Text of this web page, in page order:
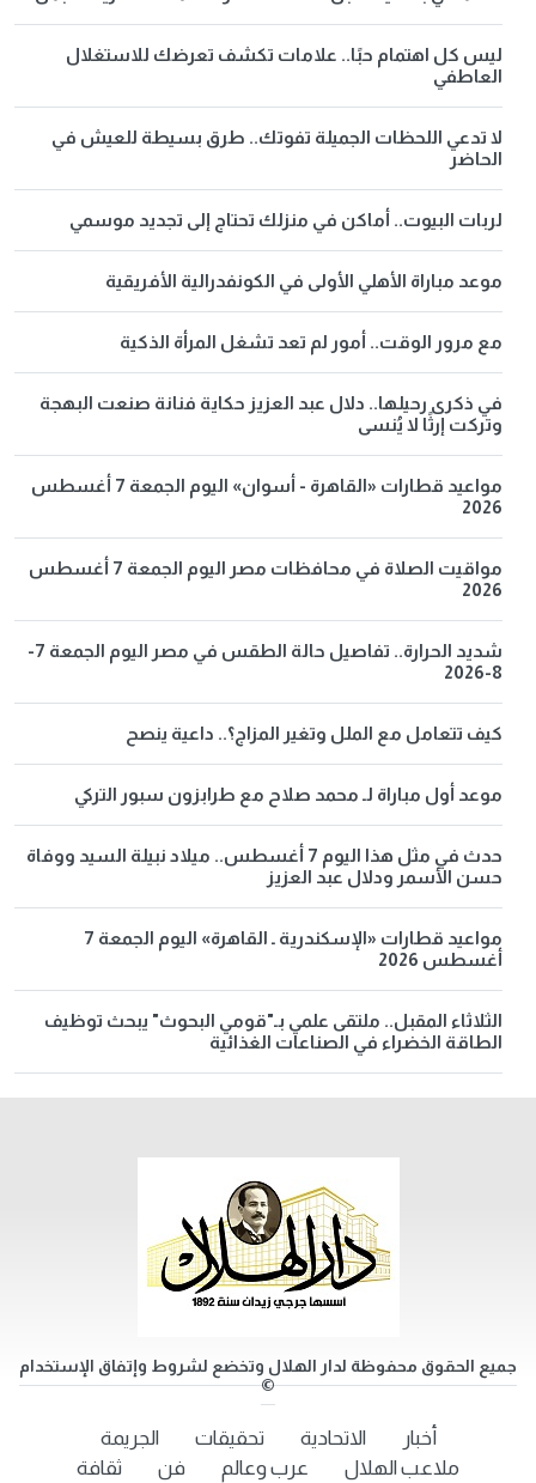
ليس كل اهتمام حبًا.. علامات تكشف تعرضك للاستغلال
العاطفي
لا تدعي اللحظات الجميلة تفوتك.. طرق بسيطة للعيش في
الحاضر
لربات البيوت.. أماكن في منزلك تحتاج إلى تجديد موسمي
موعد مباراة الأهلي الأولى في الكونفدرالية الأفريقية
مع مرور الوقت.. أمور لم تعد تشغل المرأة الذكية
في ذكرى رحيلها.. دلال عبد العزيز حكاية فنانة صنعت البهجة
وتركت إرثًا لا يُنسى
مواعيد قطارات «القاهرة - أسوان» اليوم الجمعة 7 أغسطس
2026
مواقيت الصلاة في محافظات مصر اليوم الجمعة 7 أغسطس
2026
شديد الحرارة.. تفاصيل حالة الطقس في مصر اليوم الجمعة 7-
8-2026
كيف تتعامل مع الملل وتغير المزاج؟.. داعية ينصح
موعد أول مباراة لـ محمد صلاح مع طرابزون سبور التركي
حدث في مثل هذا اليوم 7 أغسطس.. ميلاد نبيلة السيد ووفاة
حسن الأسمر ودلال عبد العزيز
مواعيد قطارات «الإسكندرية ـ القاهرة» اليوم الجمعة 7
أغسطس 2026
الثلاثاء المقبل.. ملتقى علمي بـ"قومي البحوث" يبحث توظيف
الطاقة الخضراء في الصناعات الغذائية
جميع الحقوق محفوظة لدار الهلال وتخضع لشروط وإتفاق الإستخدام
©
أخبار الاتحادية تحقيقات
الجريمة
ملاعب الهلال
عرب وعالم فن ثقافة